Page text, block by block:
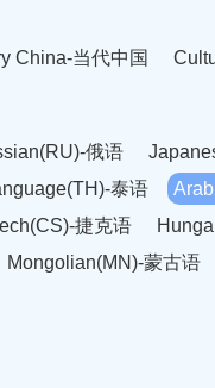
China-当代中国
俄语
泰语
捷克语
Mongolian(MN)-蒙古语